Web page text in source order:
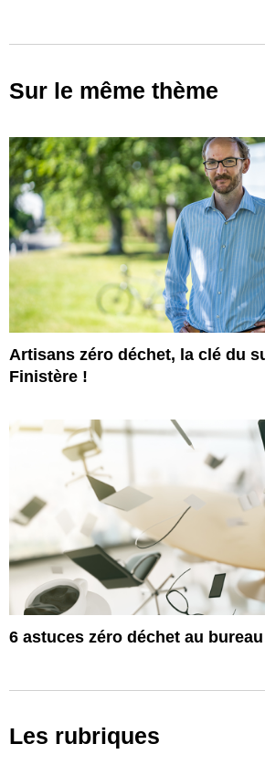
Sur le même thème
Artisans zéro déchet, la clé du
Finistère !
6 astuces zéro déchet au bureau
Les rubriques